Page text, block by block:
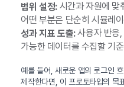
범위 설정:시간과 자원에 맞
어떤 부분은 단순히 시뮬레
성과 지표 도출:사용자 반응,
가능한 데이터를 수집할 기
예를 들어, 새로운 앱의 로그인
제작한다면, 이 프로토타입의 목